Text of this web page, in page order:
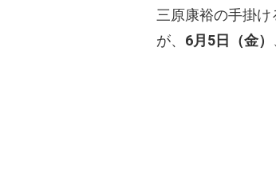
三原康裕の手掛け
が、 6月5日（金）